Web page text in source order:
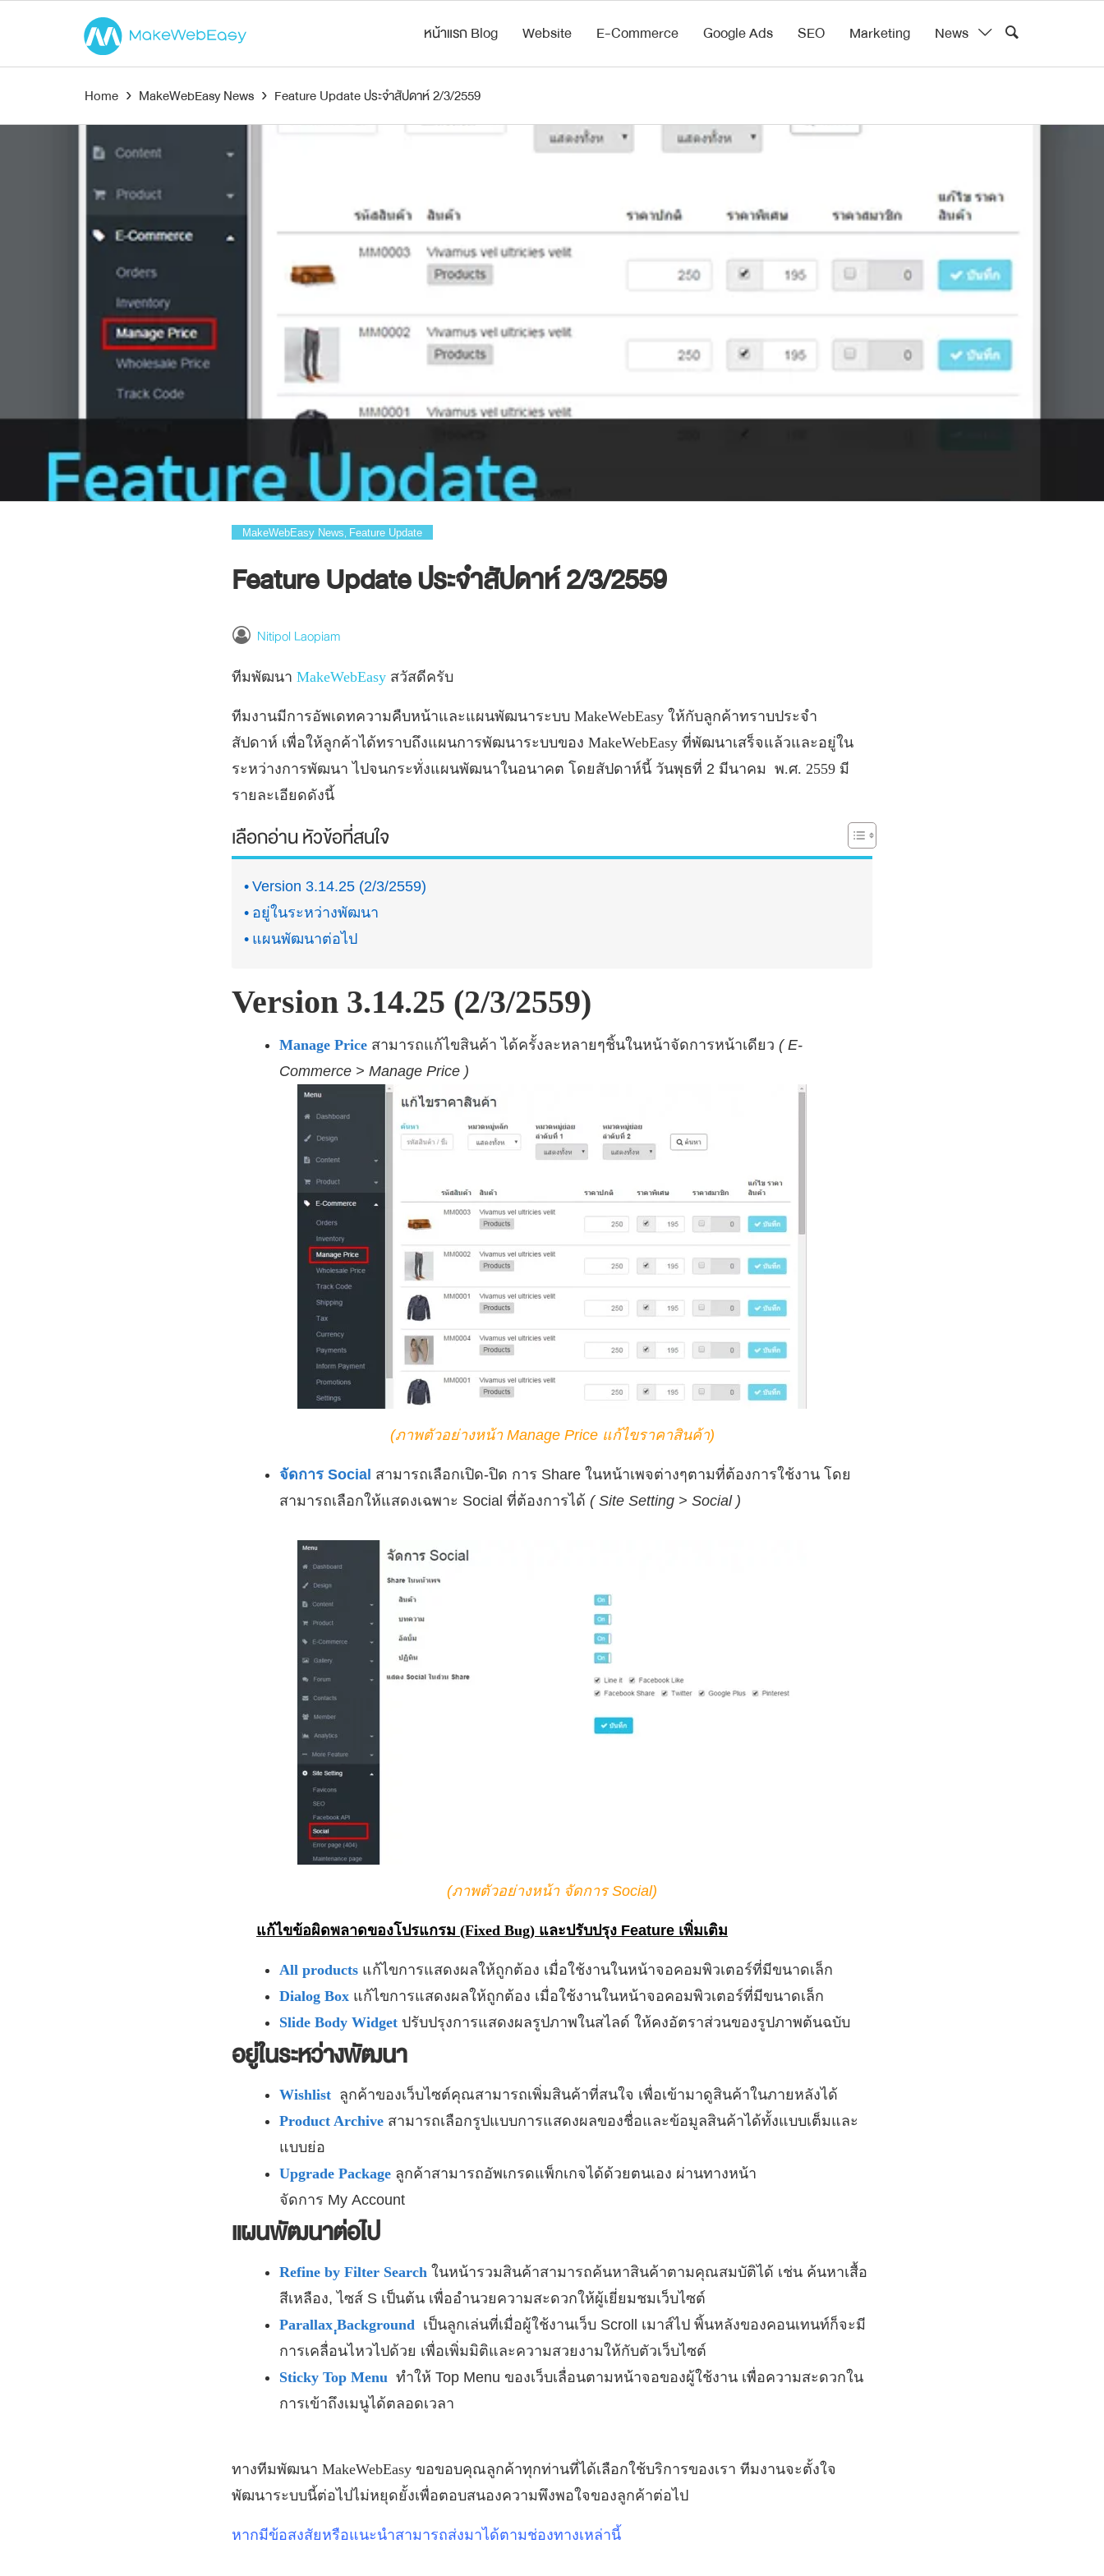
หน้าแรก Blog Website E-Commerce Google Ads SEO Marketing News
Home › MakeWebEasy News › Feature Update ประจำสัปดาห์ 2/3/2559
MakeWebEasy News Feature Update
Feature Update ประจำสัปดาห์ 2/3/2559
Nitipol Laopiam
ทีมพัฒนา MakeWebEasy สวัสดีครับ
ทีมงานมีการอัพเดทความคืบหน้าและแผนพัฒนาระบบ MakeWebEasy ให้กับลูกค้าทราบประจำ
สัปดาห์ เพื่อให้ลูกค้าได้ทราบถึงแผนการพัฒนาระบบของ MakeWebEasy ที่พัฒนาเสร็จแล้วและอยู่ใน
ระหว่างการพัฒนา ไปจนกระทั่งแผนพัฒนาในอนาคต โดยสัปดาห์นี้ วันพุธที่ 2 มีนาคม พ.ศ. 2559 มี
รายละเอียดดังนี้
เลือกอ่าน หัวข้อที่สนใจ
Version 3.14.25 (2/3/2559)
อยู่ในระหว่างพัฒนา
แผนพัฒนาต่อไป
Version 3.14.25 (2/3/2559)
Manage Price สามารถแก้ไขสินค้า ได้ครั้งละหลายๆชิ้นในหน้าจัดการหน้าเดียว ( E-
Commerce > Manage Price )
(ภาพตัวอย่างหน้า Manage Price แก้ไขราคาสินค้า)
จัดการ Social สามารถเลือกเปิด-ปิด การ Share ในหน้าเพจต่างๆตามที่ต้องการใช้งาน โดย
สามารถเลือกให้แสดงเฉพาะ Social ที่ต้องการได้ ( Site Setting > Social )
(ภาพตัวอย่างหน้า จัดการ Social)
แก้ไขข้อผิดพลาดของโปรแกรม (Fixed Bug) และปรับปรุง Feature เพิ่มเติม
All products แก้ไขการแสดงผลให้ถูกต้อง เมื่อใช้งานในหน้าจอคอมพิวเตอร์ที่มีขนาดเล็ก
Dialog Box แก้ไขการแสดงผลให้ถูกต้อง เมื่อใช้งานในหน้าจอคอมพิวเตอร์ที่มีขนาดเล็ก
Slide Body Widget ปรับปรุงการแสดงผลรูปภาพในสไลด์ ให้คงอัตราส่วนของรูปภาพต้นฉบับ
อยู่ในระหว่างพัฒนา
Wishlist ลูกค้าของเว็บไซต์คุณสามารถเพิ่มสินค้าที่สนใจ เพื่อเข้ามาดูสินค้าในภายหลังได้
Product Archive สามารถเลือกรูปแบบการแสดงผลของชื่อและข้อมูลสินค้าได้ทั้งแบบเต็มและ
แบบย่อ
Upgrade Package ลูกค้าสามารถอัพเกรดแพ็กเกจได้ด้วยตนเอง ผ่านทางหน้า
จัดการ My Account
แผนพัฒนาต่อไป
Refine by Filter Search ในหน้ารวมสินค้าสามารถค้นหาสินค้าตามคุณสมบัติได้ เช่น ค้นหาเสื้อ
สีเหลือง, ไซส์ S เป็นต้น เพื่ออำนวยความสะดวกให้ผู้เยี่ยมชมเว็บไซต์
Parallax ฺฺBackground เป็นลูกเล่นที่เมื่อผู้ใช้งานเว็บ Scroll เมาส์ไป พิ้นหลังของคอนเทนท์ก็จะมี
การเคลื่อนไหวไปด้วย เพื่อเพิ่มมิติและความสวยงามให้กับตัวเว็บไซต์
Sticky Top Menu ทำให้ Top Menu ของเว็บเลื่อนตามหน้าจอของผู้ใช้งาน เพื่อความสะดวกใน
การเข้าถึงเมนูได้ตลอดเวลา
ทางทีมพัฒนา MakeWebEasy ขอขอบคุณลูกค้าทุกท่านที่ได้เลือกใช้บริการของเรา ทีมงานจะตั้งใจ
พัฒนาระบบนี้ต่อไปไม่หยุดยั้งเพื่อตอบสนองความพึงพอใจของลูกค้าต่อไป
หากมีข้อสงสัยหรือแนะนำสามารถส่งมาได้ตามช่องทางเหล่านี้